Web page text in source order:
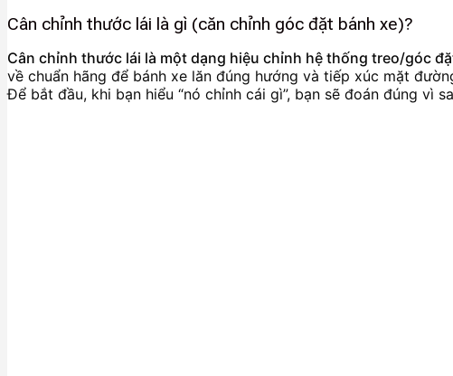
Cân chỉnh thước lái là gì (căn chỉnh góc đặt bánh xe)?
Cân chỉnh thước lái là một dạng hiệu chỉnh hệ thống treo/góc
về chuẩn hãng để bánh xe lăn đúng hướng và tiếp xúc mặt
Để bắt đầu, khi bạn hiểu “nó chỉnh cái gì”, bạn sẽ đoán đúng vì